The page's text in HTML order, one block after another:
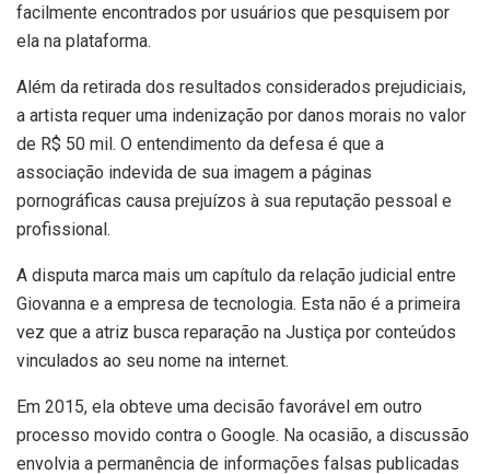
facilmente encontrados por usuários que pesquisem por
ela na plataforma.
Além da retirada dos resultados considerados prejudiciais,
a artista requer uma indenização por danos morais no valor
de R$ 50 mil. O entendimento da defesa é que a
associação indevida de sua imagem a páginas
pornográficas causa prejuízos à sua reputação pessoal e
profissional.
A disputa marca mais um capítulo da relação judicial entre
Giovanna e a empresa de tecnologia. Esta não é a primeira
vez que a atriz busca reparação na Justiça por conteúdos
vinculados ao seu nome na internet.
Em 2015, ela obteve uma decisão favorável em outro
processo movido contra o Google. Na ocasião, a discussão
envolvia a permanência de informações falsas publicadas